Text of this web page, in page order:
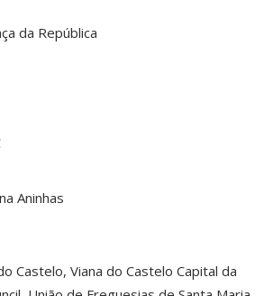
da República
Aninhas
Castelo, Viana do Castelo Capital da